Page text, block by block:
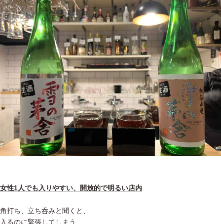
女性1人でも入りやすい、開放的で明るい店内
角打ち、立ち呑みと聞くと、
入るのに緊張してしまう…